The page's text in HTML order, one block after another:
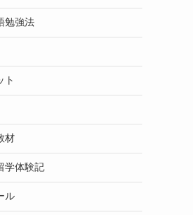
勉強法
ト
材
学体験記
ル